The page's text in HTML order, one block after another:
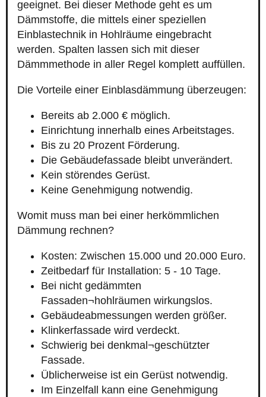
geeignet. Bei dieser Methode geht es um
Dämmstoffe, die mittels einer speziellen
Einblastechnik in Hohlräume eingebracht
werden. Spalten lassen sich mit dieser
Dämmmethode in aller Regel komplett auffüllen.
Die Vorteile einer Einblasdämmung überzeugen:
Bereits ab 2.000 € möglich.
Einrichtung innerhalb eines Arbeitstages.
Bis zu 20 Prozent Förderung.
Die Gebäudefassade bleibt unverändert.
Kein störendes Gerüst.
Keine Genehmigung notwendig.
Womit muss man bei einer herkömmlichen
Dämmung rechnen?
Kosten: Zwischen 15.000 und 20.000 Euro.
Zeitbedarf für Installation: 5 - 10 Tage.
Bei nicht gedämmten
Fassaden¬hohlräumen wirkungslos.
Gebäudeabmessungen werden größer.
Klinkerfassade wird verdeckt.
Schwierig bei denkmal¬geschützter
Fassade.
Üblicherweise ist ein Gerüst notwendig.
Im Einzelfall kann eine Genehmigung